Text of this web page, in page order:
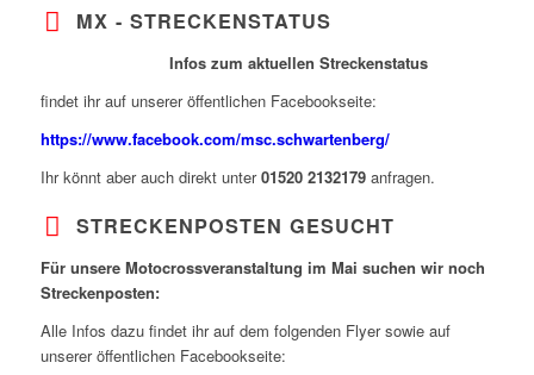
MX - STRECKENSTATUS
Infos zum aktuellen Streckenstatus
findet ihr auf unserer öffentlichen Facebookseite:
https://www.facebook.com/msc.schwartenberg/
Ihr könnt aber auch direkt unter01520 2132179anfragen.
STRECKENPOSTEN GESUCHT
Für unsere Motocrossveranstaltung im Mai suchen wir noch
Streckenposten:
Alle Infos dazu findet ihr auf dem folgenden Flyer sowie auf
unserer öffentlichen Facebookseite: